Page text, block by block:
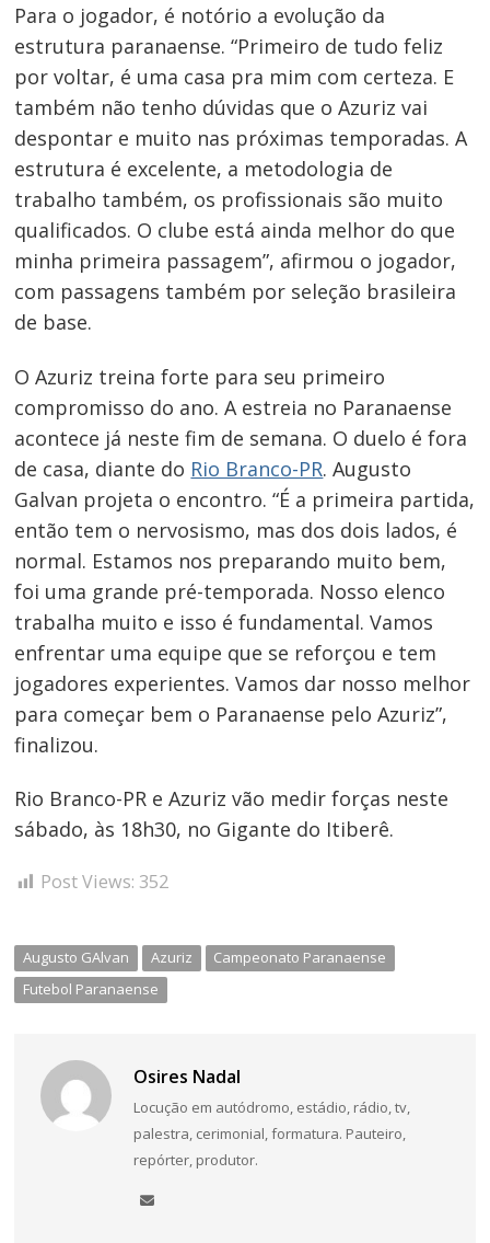
Para o jogador, é notório a evolução da
estrutura paranaense. “Primeiro de tudo feliz
por voltar, é uma casa pra mim com certeza. E
também não tenho dúvidas que o Azuriz vai
despontar e muito nas próximas temporadas. A
estrutura é excelente, a metodologia de
trabalho também, os profissionais são muito
qualificados. O clube está ainda melhor do que
minha primeira passagem”, afirmou o jogador,
com passagens também por seleção brasileira
de base.
O Azuriz treina forte para seu primeiro
compromisso do ano. A estreia no Paranaense
acontece já neste fim de semana. O duelo é fora
de casa, diante do Rio Branco-PR. Augusto
Galvan projeta o encontro. “É a primeira partida,
então tem o nervosismo, mas dos dois lados, é
normal. Estamos nos preparando muito bem,
foi uma grande pré-temporada. Nosso elenco
trabalha muito e isso é fundamental. Vamos
enfrentar uma equipe que se reforçou e tem
jogadores experientes. Vamos dar nosso melhor
para começar bem o Paranaense pelo Azuriz”,
finalizou.
Rio Branco-PR e Azuriz vão medir forças neste
sábado, às 18h30, no Gigante do Itiberê.
Post Views: 352
Augusto GAlvan Azuriz
Campeonato Paranaense
Futebol Paranaense
Osires Nadal
Locução em autódromo, estádio, rádio, tv,
palestra, cerimonial, formatura. Pauteiro,
repórter, produtor.
Navegação
de
Post